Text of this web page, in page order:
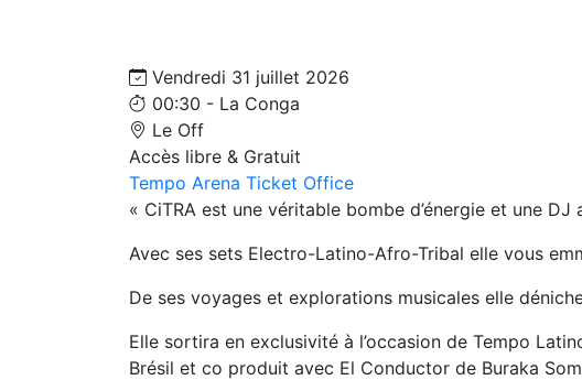
Vendredi 31 juillet 2026
00:30 - La Conga
Le Off
Accès libre & Gratuit
Tempo Arena Ticket Office
« CiTRA est une véritable bombe d’énergie et une DJ
Avec ses sets Electro-Latino-Afro-Tribal elle vous
De ses voyages et explorations musicales elle
Elle sortira en exclusivité à l’occasion de Tempo
Brésil et co produit avec El Conductor de Buraka